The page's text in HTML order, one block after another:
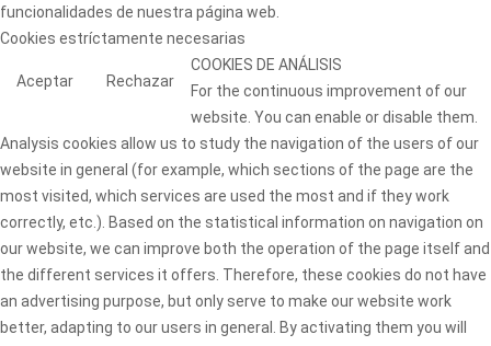
funcionalidades de nuestra página web.
Cookies estríctamente necesarias
Aceptar Rechazar
COOKIES DE ANÁLISIS
For the continuous improvement of our
website. You can enable or disable them.
Analysis cookies allow us to study the navigation of the users of our
website in general (for example, which sections of the page are the
most visited, which services are used the most and if they work
correctly, etc.). Based on the statistical information on navigation on
our website, we can improve both the operation of the page itself and
the different services it offers. Therefore, these cookies do not have
an advertising purpose, but only serve to make our website work
better, adapting to our users in general. By activating them you will